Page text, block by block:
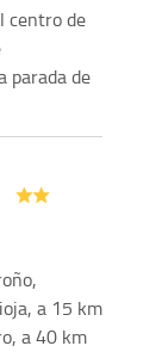
centro de
parada de
a 15 km
a 40 km